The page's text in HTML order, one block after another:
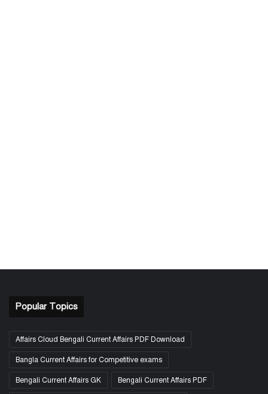
Popular Topics
Affairs Cloud Bengali Current Affairs PDF Download
Bangla Current Affairs for Competitive exams
Bengali Current Affairs GK Bengali Current Affairs PDF